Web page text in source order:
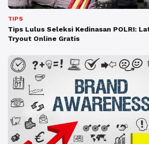
TIPS
Tips Lulus Seleksi Kedinasan POLRI:
Tryout Online Gratis